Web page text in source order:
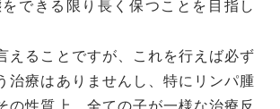
できる限り長く保つことを目指し
えることですが、これを⾏えば必ず
治療はありませんし、特にリンパ腫
の性質上、全ての子が一様な治療反